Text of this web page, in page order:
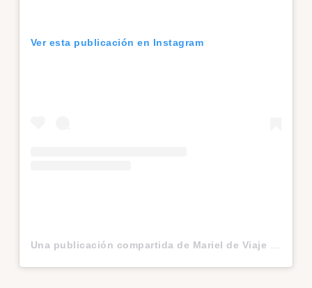
Ver esta publicación en Instagram
Una publicación compartida de Mariel de Viaje (@marieldeviaje)